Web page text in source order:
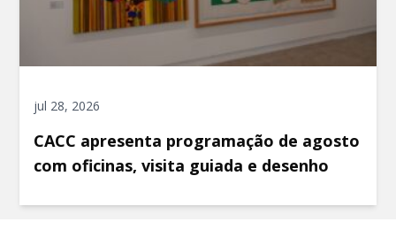
jul 28, 2026
CACC apresenta programação de agosto
com oficinas, visita guiada e desenho